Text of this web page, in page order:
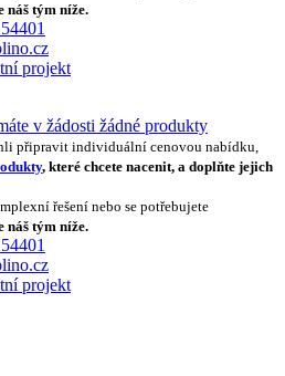
náš tým níže.
projekt
v žádosti žádné produkty
připravit individuální cenovou nabídku,
, které chcete nacenit, a doplňte jejich
řešení nebo se potřebujete
náš tým níže.
projekt